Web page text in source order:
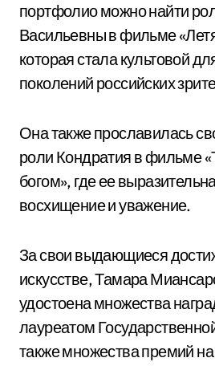
портфолио можно найти
Васильевны в фильме
которая стала культовой
поколений российских
Она также прославилась
роли Кондратия в фильме
богом», где ее
восхищение и уважение.
За свои выдающиеся
искусстве, Тамара
удостоена множества
лауреатом
также множества премий